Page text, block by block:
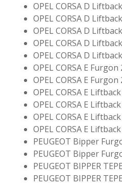
OPEL CORSA D
OPEL CORSA D
OPEL CORSA D
OPEL CORSA D
OPEL CORSA D
OPEL CORSA E
OPEL CORSA E
OPEL CORSA E
OPEL CORSA E
OPEL CORSA E
OPEL CORSA E
PEUGEOT Bipper
PEUGEOT Bipper
PEUGEOT BIPPER
PEUGEOT BIPPER